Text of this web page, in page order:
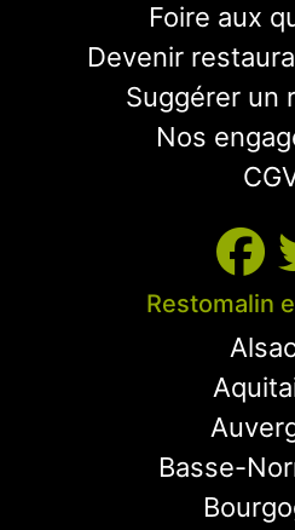
Foire aux
Devenir
Suggérer un
Nos
Restomalin
Basse-